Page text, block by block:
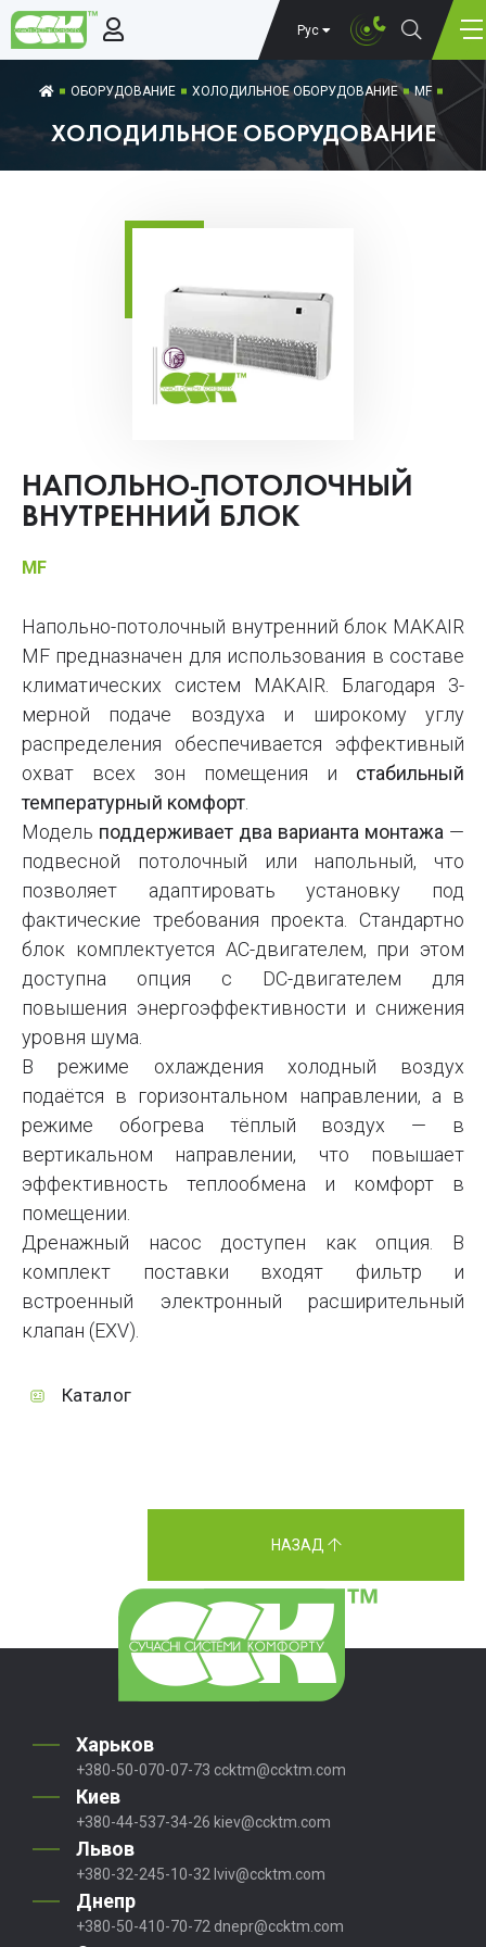
Рус
ОБОРУДОВАНИЕ ХОЛОДИЛЬНОЕ ОБОРУДОВАНИЕ MF
ХОЛОДИЛЬНОЕ ОБОРУДОВАНИЕ
НАПОЛЬНО-ПОТОЛОЧНЫЙ
ВНУТРЕННИЙ БЛОК
MF
Напольно-потолочный внутренний блок MAKAIR
MF предназначен для использования в составе
климатических систем MAKAIR. Благодаря 3-
мерной подаче воздуха и широкому углу
распределения обеспечивается эффективный
охват всех зон помещения и стабильный
температурный комфорт
Модель поддерживает два варианта монтажа —
подвесной потолочный или напольный, что
позволяет адаптировать установку под
фактические требования проекта. Стандартно
блок комплектуется AC-двигателем, при этом
доступна опция с DC-двигателем для
повышения энергоэффективности и снижения
уровня шума.
В режиме охлаждения холодный воздух
подаётся в горизонтальном направлении, а в
режиме обогрева тёплый воздух — в
вертикальном направлении, что повышает
эффективность теплообмена и комфорт в
помещении.
Дренажный насос доступен как опция. В
комплект поставки входят фильтр и
встроенный электронный расширительный
клапан (EXV).
Каталог
НАЗАД
Харьков
+380-50-070-07-73 ccktm@ccktm.com
Киев
+380-44-537-34-26 kiev@ccktm.com
Львов
+380-32-245-10-32 lviv@ccktm.com
Днепр
+380-50-410-70-72 dnepr@ccktm.com